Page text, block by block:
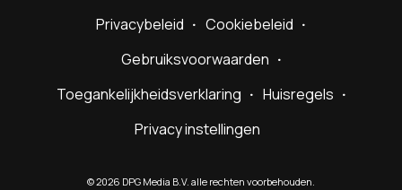
Privacybeleid
Cookiebeleid
Gebruiksvoorwaarden
Toegankelijkheidsverklaring
Huisregels
Privacy instellingen
©2026 DPG Media B.V. alle rechten voorbehouden.